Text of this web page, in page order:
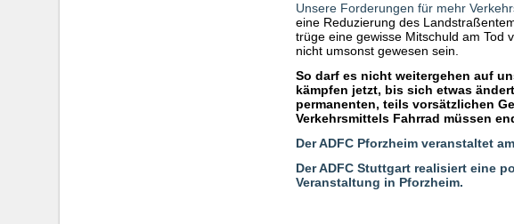
Unsere Forderungen für mehr
eine Reduzierung des
trüge eine gewisse Mitschuld am Tod
nicht umsonst gewesen sein.
So darf es nicht weitergehen auf
kämpfen jetzt, bis sich etwas
permanenten, teils vorsätzlichen
Verkehrsmittels Fahrrad müssen
Der ADFC Pforzheim veranstaltet
Der ADFC Stuttgart realisiert eine
Veranstaltung in Pforzheim.